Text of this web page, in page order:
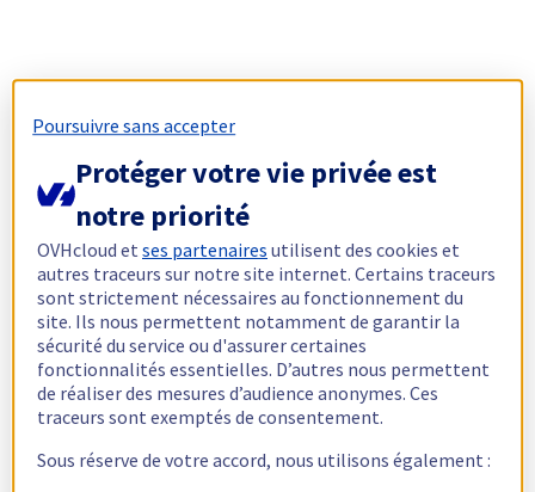
Poursuivre sans accepter
Protéger votre vie privée est
notre priorité
OVHcloud etses partenaires utilisent des cookies et
autres traceurs sur notre site internet. Certains traceurs
sont strictement nécessaires au fonctionnement du
site. Ils nous permettent notamment de garantir la
sécurité du service ou d'assurer certaines
fonctionnalités essentielles. D’autres nous permettent
de réaliser des mesures d’audience anonymes. Ces
traceurs sont exemptés de consentement.
Sous réserve de votre accord, nous utilisons également :